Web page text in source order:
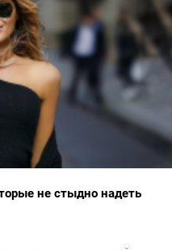
не стыдно надеть